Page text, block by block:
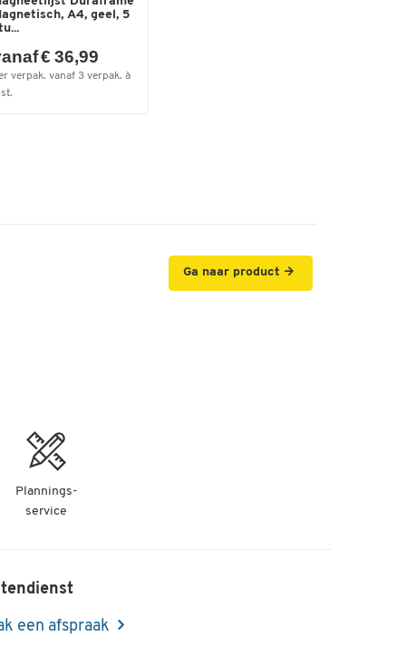
A4, geel, 5
€ 36,99
verpak. vanaf 3 verpak. à
Ga naar product
Plannings-
service
een afspraak